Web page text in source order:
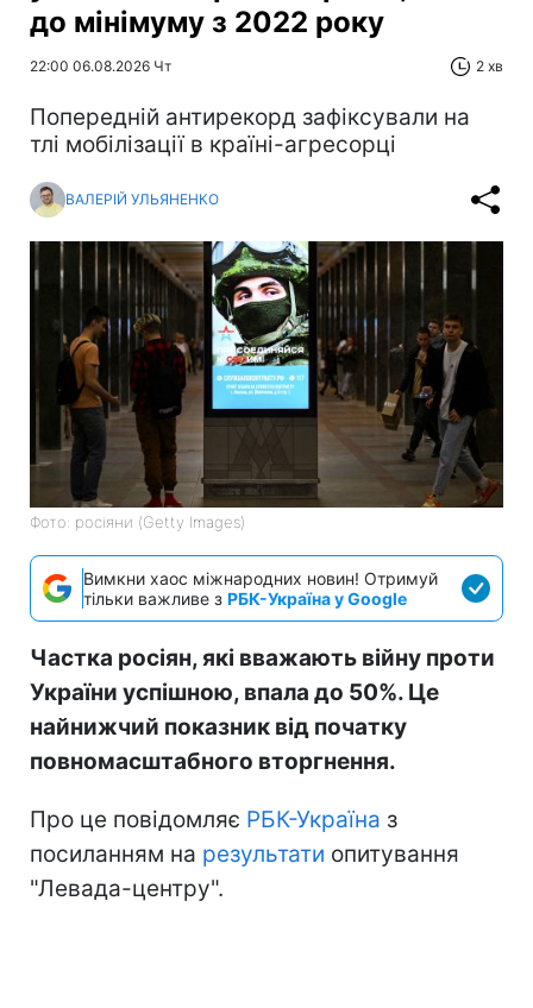
до мінімуму з 2022 року
22:00 06.08.2026 Чт 2 хв
Попередній антирекорд зафіксували на
тлі мобілізації в країні-агресорці
ВАЛЕРІЙ УЛЬЯНЕНКО
Фото: росіяни (Getty Images)
Вимкни хаос міжнародних новин! Отримуй
тільки важливе з РБК-Україна у Google
Частка росіян, які вважають війну проти
України успішною, впала до 50%. Це
найнижчий показник від початку
повномасштабного вторгнення.
Про це повідомляє РБК-Україна з
посиланням на результати опитування
"Левада-центру".